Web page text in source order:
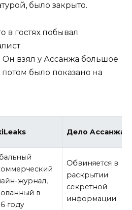
было закрыто.
в гостях побывал
взял у Ассанжа большое
было показано на
Дело Ассанжа
журнал,
в
году
Обвиняется в
раскрытии
секретной
информации